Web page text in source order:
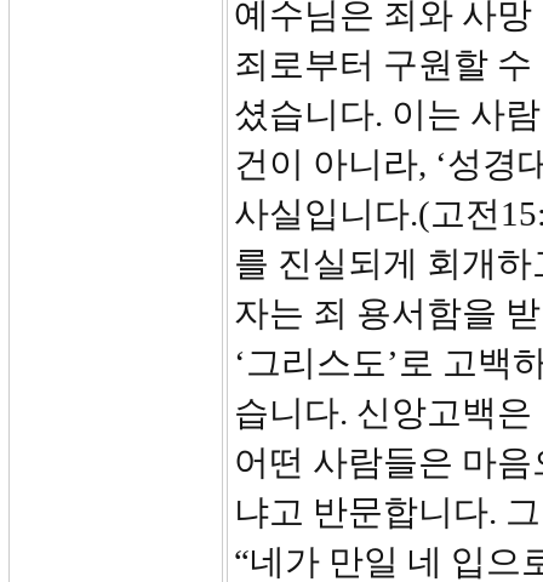
예수님은 죄와 사
죄로부터 구원할
셨습니다. 이는 사
건이 아니라, ‘성경
사실입니다.(고전
를 진실되게 회개
자는 죄 용서함을
‘그리스도’로 고백
습니다. 신앙고백
어떤 사람들은 마
냐고 반문합니다.
“네가 만일 네 입으